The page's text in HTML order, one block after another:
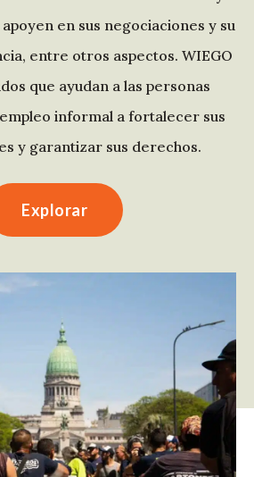
en sus negociaciones y su
entre otros aspectos. WIEGO
que ayudan a las personas
informal a fortalecer sus
y garantizar sus derechos.
Explorar